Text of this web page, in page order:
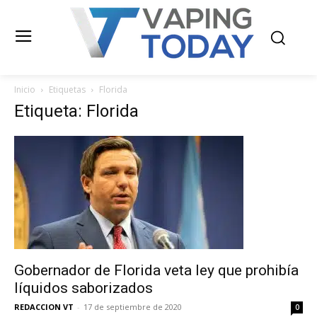
Inicio Etiquetas Florida
Etiqueta: Florida
Gobernador de Florida veta ley que prohibía
líquidos saborizados
REDACCION VT - 17 de septiembre de 2020 0